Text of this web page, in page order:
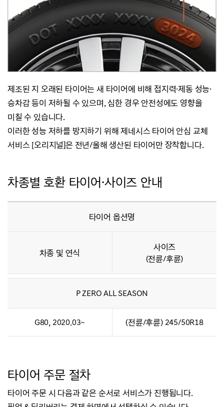
제조된 지 오래된 타이어는 새 타이어에 비해 접지력·제동 성능·
승차감 등이 저하될 수 있으며, 심한 경우 안전성에도 영향을
미칠 수 있습니다.
이러한 성능 저하를 방지하기 위해 제네시스 타이어 안심 교체
서비스 [오리지널]은 전년/올해 생산된 타이어만 장착합니다.
차종별 호환 타이어·사이즈 안내
타이어 옵션명
차종 및 연식
사이즈
(전륜/후륜)
P ZERO ALL SEASON
G80, 2020.03~ (전륜/후륜) 245/50R18
타이어 주문 절차
타이어 주문 시 다음과 같은 순서로 서비스가 진행됩니다.